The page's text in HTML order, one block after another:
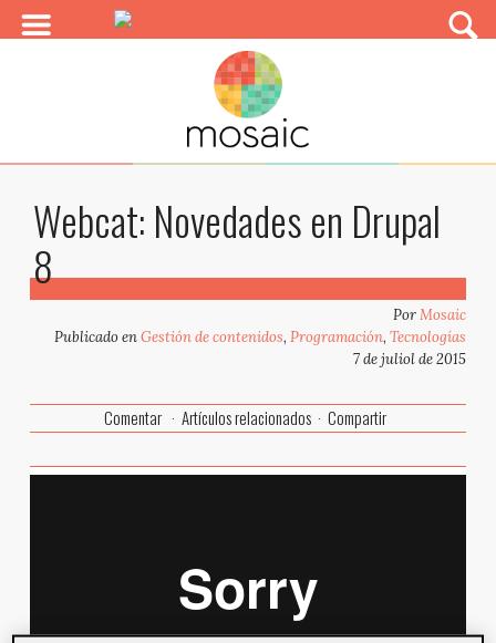
Webcat: Novedades en Drupal
8
PorMosaic
Publicado enGestión de contenidos,Programación,Tecnologías
7 de juliol de 2015
Comentar Artículos relacionados Compartir